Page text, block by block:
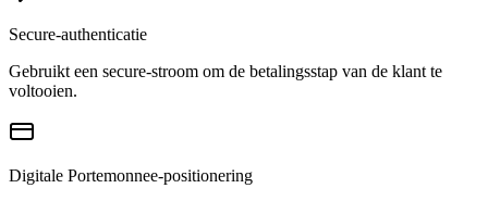
Secure-authenticatie
Gebruikt een secure-stroom om de betalingsstap van de klant te
voltooien.
Digitale Portemonnee-positionering